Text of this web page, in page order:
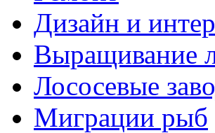
Дизайн и
Выращивание
Лососевые
Миграции рыб